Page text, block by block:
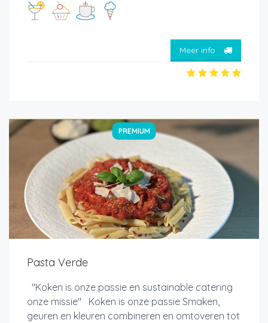
Meer info
PREMIUM
Pasta Verde
"Koken is onze passie en sustainable catering
onze missie" Koken is onze passie Smaken,
geuren en kleuren combineren en omtoveren tot